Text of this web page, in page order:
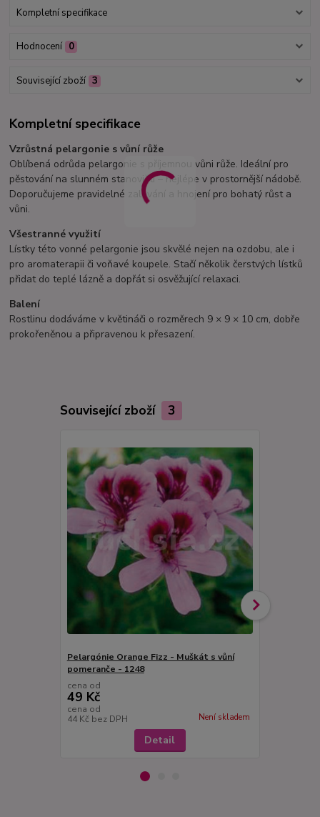
Kompletní specifikace
Hodnocení 0
Související zboží 3
Kompletní specifikace
Vzrůstná pelargonie s vůní růže
Oblíbená odrůda pelargonie s příjemnou vůni růže. Ideální pro
pěstování na slunném stanovišti – nejlépe v prostornější nádobě.
Doporučujeme pravidelné zalévání a hnojení pro bohatý růst a
vůni.
Všestranné využití
Lístky této vonné pelargonie jsou skvělé nejen na ozdobu, ale i
pro aromaterapii či voňavé koupele. Stačí několik čerstvých lístků
přidat do teplé lázně a dopřát si osvěžující relaxaci.
Balení
Rostlinu dodáváme v květináči o rozměrech 9 × 9 × 10 cm, dobře
prokořeněnou a připravenou k přesazení.
Související zboží 3
Pelargónie Orange Fizz - Muškát s vůní
pomeranče - 1248
cena od
49 Kč
cena od
44 Kč bez DPH Není skladem
Detail